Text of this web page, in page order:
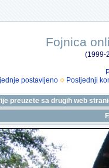
Fojnica
(1999-
postavljeno Posljednji
preuzete sa drugih web